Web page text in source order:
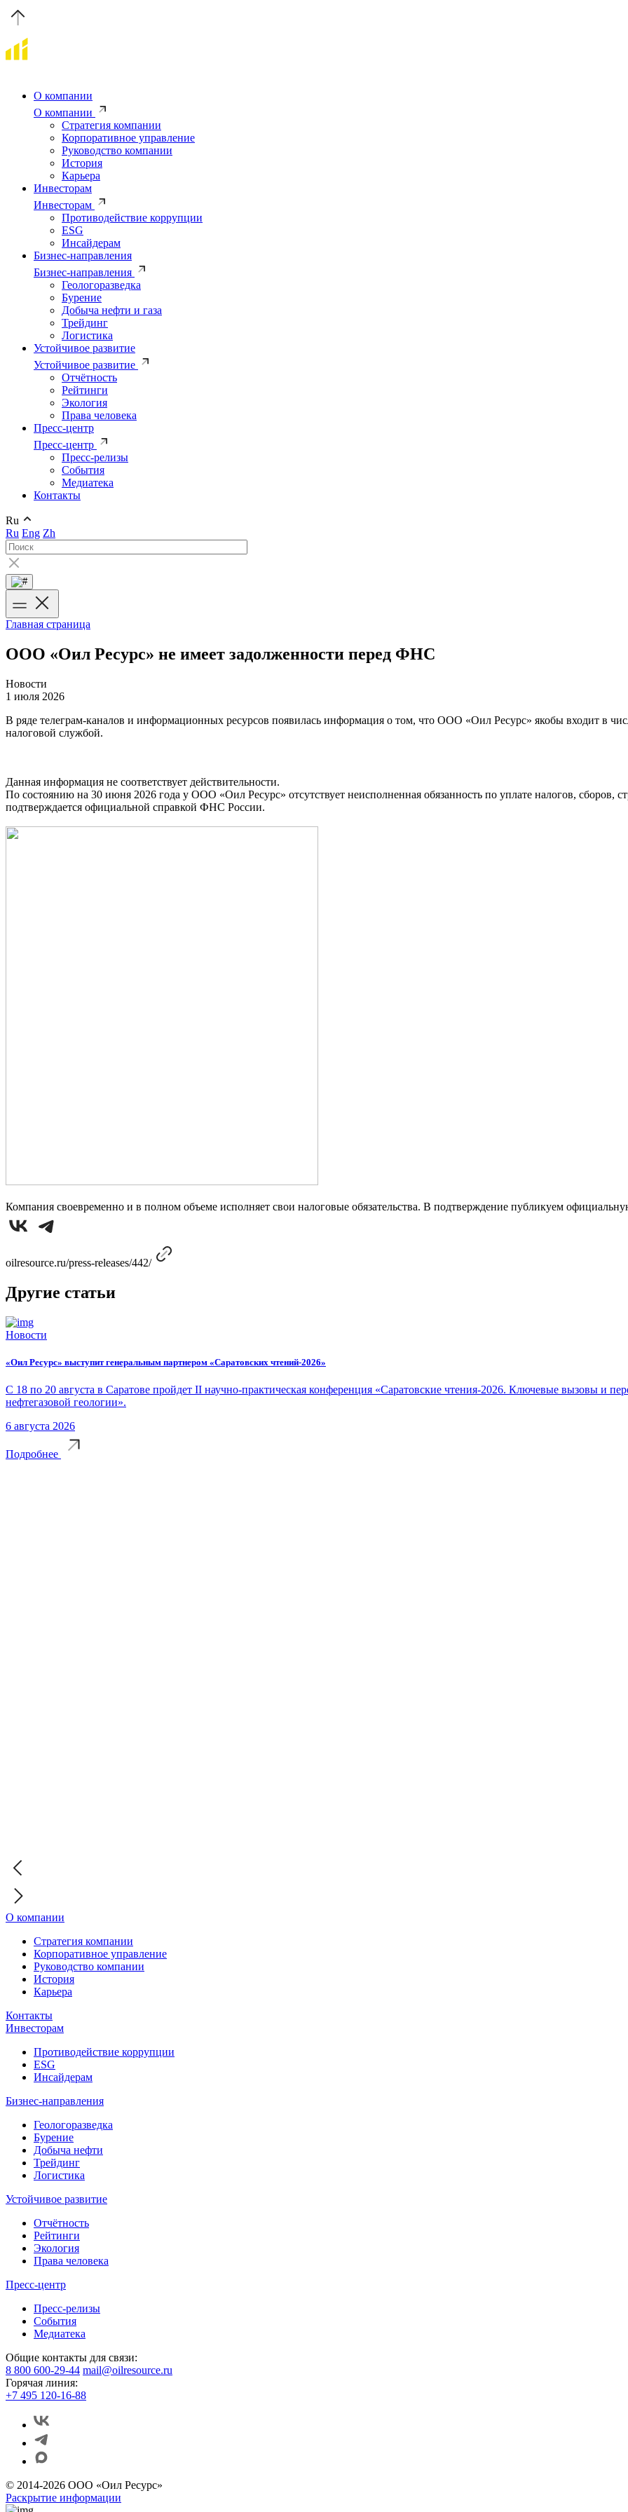
О компании
О компании
Стратегия компании
Корпоративное управление
Руководство компании
История
Карьера
Инвесторам
Инвесторам
Противодействие коррупции
ESG
Инсайдерам
Бизнес-направления
Бизнес-направления
Геологоразведка
Бурение
Добыча нефти и газа
Трейдинг
Логистика
Устойчивое развитие
Устойчивое развитие
Отчётность
Рейтинги
Экология
Права человека
Пресс-центр
Пресс-центр
Пресс-релизы
События
Медиатека
Контакты
Ru
Ru Eng Zh
Главная страница
ООО «Оил Ресурс» не имеет задолженности перед ФНС
Новости
1 июля 2026
В ряде телеграм-каналов и информационных ресурсов появилась информация о том, что ООО «Оил Ресурс» якобы входит в
налоговой службой.
Данная информация не соответствует действительности.
По состоянию на 30 июня 2026 года у ООО «Оил Ресурс» отсутствует неисполненная обязанность по уплате налогов, сборов,
подтверждается официальной справкой ФНС России.
Компания своевременно и в полном объеме исполняет свои налоговые обязательства. В подтверждение публикуем
oilresource.ru/press-releases/442/
Другие статьи
Новости
«Оил Ресурс» выступит генеральным партнером «Саратовских чтений-2026»
С 18 по 20 августа в Саратове пройдет II научно-практическая конференция «Саратовские чтения-2026. Ключевые вызовы и
нефтегазовой геологии».
6 августа 2026
Подробнее
О компании
Стратегия компании
Корпоративное управление
Руководство компании
История
Карьера
Контакты
Инвесторам
Противодействие коррупции
ESG
Инсайдерам
Бизнес-направления
Геологоразведка
Бурение
Добыча нефти
Трейдинг
Логистика
Устойчивое развитие
Отчётность
Рейтинги
Экология
Права человека
Пресс-центр
Пресс-релизы
События
Медиатека
Общие контакты для связи:
8 800 600-29-44 mail@oilresource.ru
Горячая линия:
+7 495 120-16-88
© 2014-2026 ООО «Оил Ресурс»
Раскрытие информации